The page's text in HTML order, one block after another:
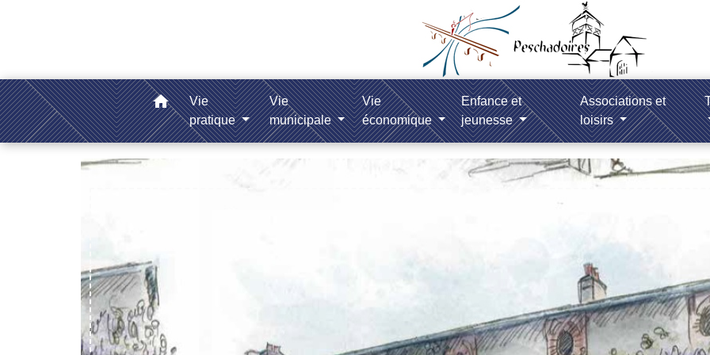
home
Vie
pratique
Vie
municipale
Vie
économique
Enfance et
jeunesse
Associations et
loisirs